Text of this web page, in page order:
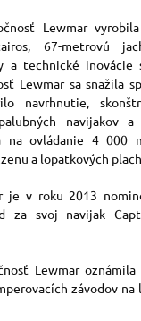
Lewmar
67-metrovú
a technické inovácie
Lewmar sa snažila
navrhnutie,
navijakov a
na ovládanie 4 000
a lopatkových
je v roku 2013
za svoj navijak
Lewmar oznámila
závodov na